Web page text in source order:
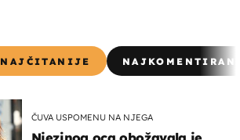
NAJČITANIJE
ČUVA USPOMENU NA NJEGA